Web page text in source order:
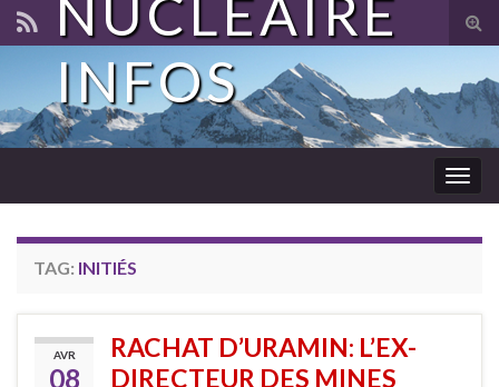
NUCLÉAIRE
INFOS
TAG: INITIÉS
AVR
08
RACHAT D’URAMIN: L’EX-
DIRECTEUR DES MINES